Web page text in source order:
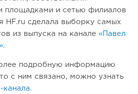
площадками и сетью филиалов
HF.ru сделала выборку самых
из выпуска на канале «Павел
подробную информацию
с ним связано, можно узнать
канала.